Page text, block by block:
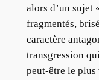
alors d’un sujet
fragmentés,
caractère
transgression
peut-être le